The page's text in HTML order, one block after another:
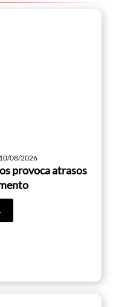
10/08/2026
provoca atrasos